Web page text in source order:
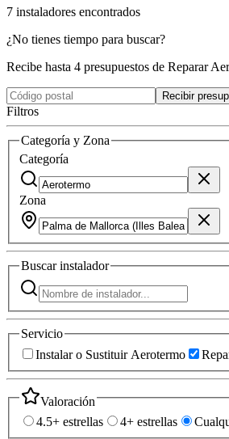
7 instaladores encontrados
¿No tienes tiempo para buscar?
Recibe hasta 4 presupuestos de Reparar
Recibir
Filtros
Categoría y Zona
Categoría
Zona
Buscarinstalador
Servicio
Instalar o Sustituir Aerotermo
Valoración
4.5+ estrellas
4+ estrellas